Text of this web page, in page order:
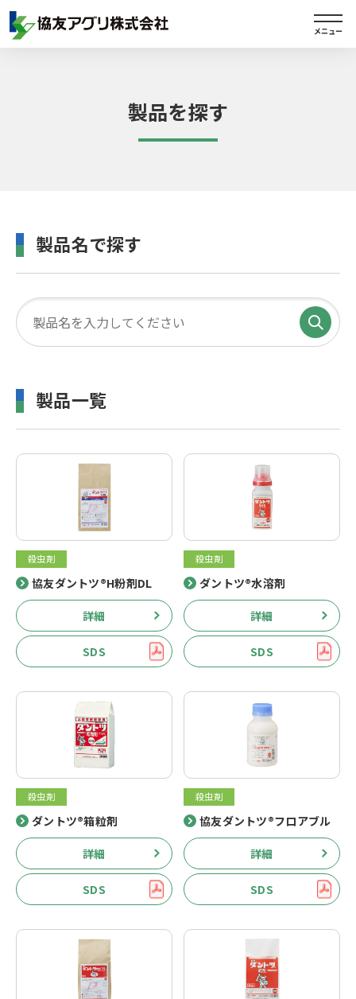
メニュー
製品を探す
製品名で探す
製品一覧
殺虫剤
協友ダントツ®H粉剤DL
詳細
SDS
殺虫剤
ダントツ®水溶剤
詳細
SDS
殺虫剤
ダントツ®箱粒剤
詳細
SDS
殺虫剤
協友ダントツ®フロアブル
詳細
SDS